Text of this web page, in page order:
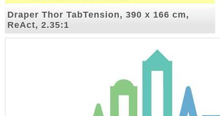
Draper Thor TabTension, 390 x 166 cm,
ReAct, 2.35:1